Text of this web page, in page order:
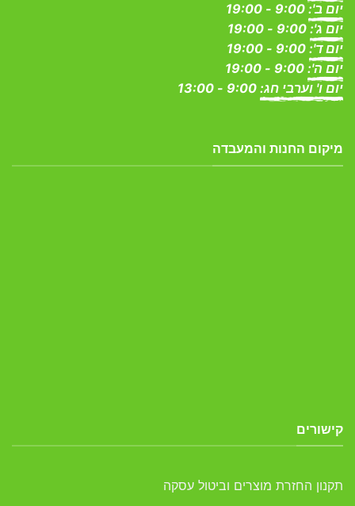
יום ב':
יום ג':
יום ד':
יום ה':
יום ו' וערבי חג:
מיקום החנות והמעבדה
קישורים
תקנון החזרת מוצרים וביטול עסקה